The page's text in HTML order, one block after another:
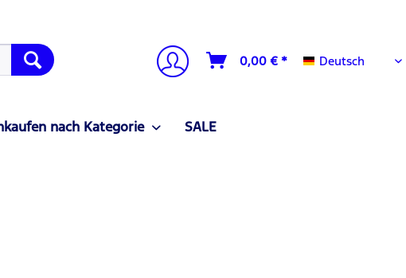
0,00 € * Deutsch
Deutsch
nach Kategorie SALE